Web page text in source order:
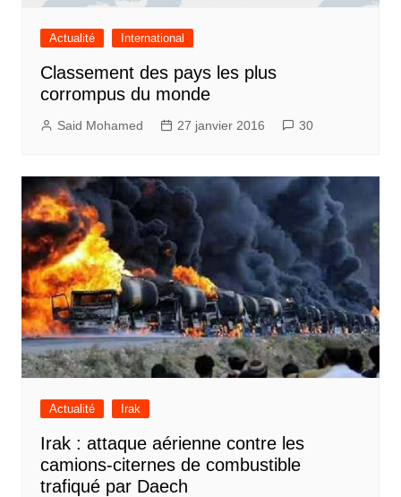
Actualité International
Classement des pays les plus
corrompus du monde
Said Mohamed 27 janvier 2016 30
Actualité Irak
Irak : attaque aérienne contre les
camions-citernes de combustible
trafiqué par Daech